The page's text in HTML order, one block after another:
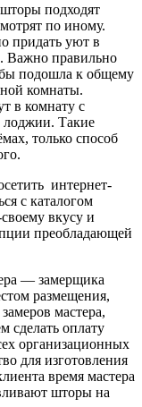
подходят
по иному.
придать уют в
Важно правильно
подошла к общему
комнаты.
в комнату с
лоджии. Такие
только способ
интернет-
с каталогом
вкусу и
преобладающей
— замерщика
размещения,
мастера,
сделать оплату
организационных
для изготовления
время мастера
шторы на